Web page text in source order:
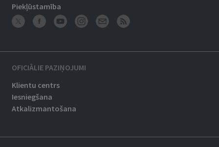
Piekļūstamība
OFICIĀLIE PAZIŅOJUMI
Klientu centrs
Iesniegšana
Atkalizmantošana